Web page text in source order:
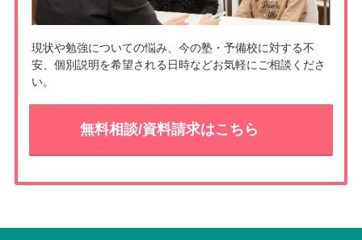
現状や勉強についての悩み、今の塾・予備校に対する不
安、個別説明を希望される日時などお気軽にご相談くださ
い。
無料相談/資料請求はこちら